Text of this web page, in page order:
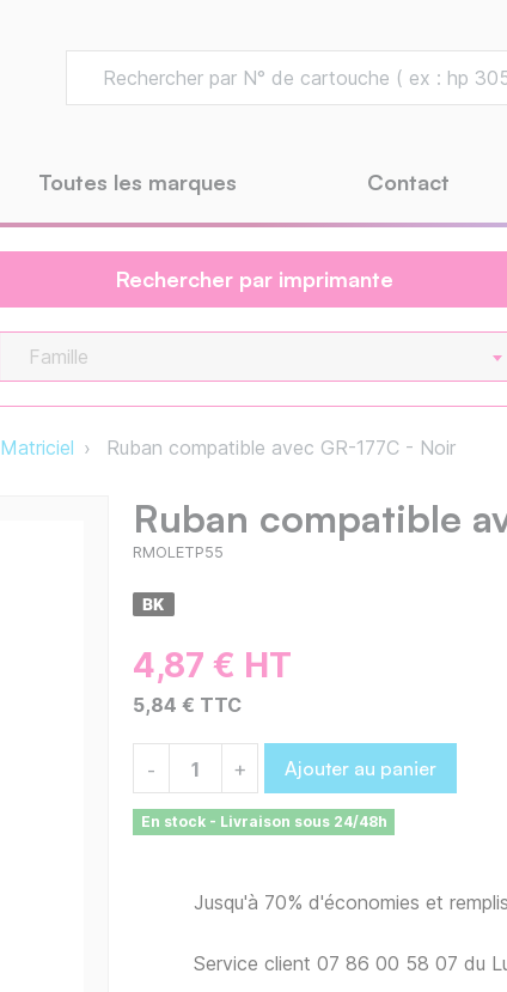
Toutes les marques Contact
Rechercher par imprimante
Famille
Matriciel Ruban compatible avec GR-177C - Noir
Ruban compatible
RMOLETP55
4,87 € HT
5,84 € TTC
- + Ajouter au panier
En stock - Livraison sous 24/48h
Jusqu'à 70% d'économies et
Service client 07 86 00 58 07 du